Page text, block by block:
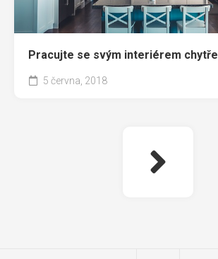
Pracujte se svým interiérem chytře
5 června, 2018